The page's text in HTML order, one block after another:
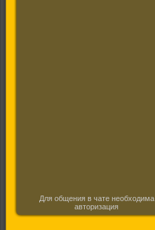
Для общения в чате необходима
авторизация